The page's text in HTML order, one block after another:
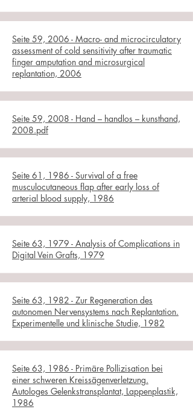
Seite 59, 2006 - Macro- and microcirculatory
assessment of cold sensitivity after traumatic
finger amputation and microsurgical
replantation, 2006
Seite 59, 2008 - Hand – handlos – kunsthand,
2008.pdf
Seite 61, 1986 - Survival of a free
musculocutaneous flap after early loss of
arterial blood supply, 1986
Seite 63, 1979 - Analysis of Complications in
Digital Vein Grafts, 1979
Seite 63, 1982 - Zur Regeneration des
autonomen Nervensystems nach Replantation.
Experimentelle und klinische Studie, 1982
Seite 63, 1986 - Primäre Pollizisation bei
einer schweren Kreissägenverletzung.
Autologes Gelenkstransplantat, Lappenplastik,
1986